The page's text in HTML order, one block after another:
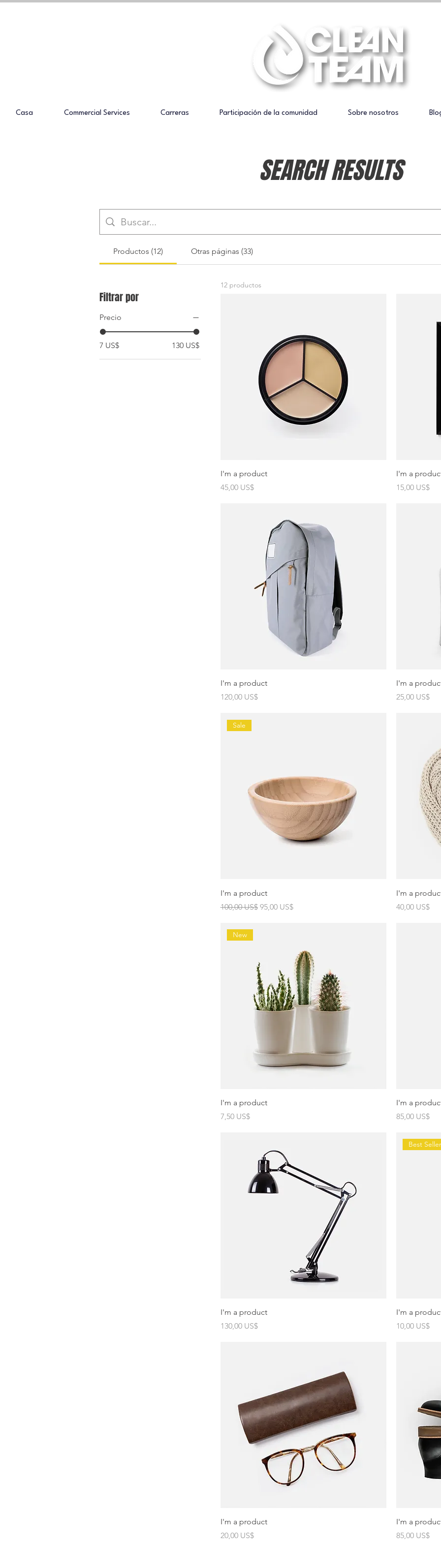
Casa Commercial Services Carreras Participación de la comunidad Sobre nosotros
SEARCH RESULTS
Productos (12) Otras páginas (33)
Filtrar por
Precio
7 US$ 130 US$
12 productos
I'm a product
Precio
45,00 US$
I'm a
Precio
15,00 US$
I'm a product
Precio
120,00 US$
I'm a
Precio
25,00 US$
Sale
I'm a product
Precio
100,00 US$ Precio de oferta
95,00 US$
I'm a
Precio
40,00 US$
New
I'm a product
Precio
7,50 US$
I'm a
Precio
85,00 US$
I'm a product
Precio
130,00 US$
Best
I'm a
Precio
10,00 US$
I'm a product
Precio
20,00 US$
I'm a
Precio
85,00 US$